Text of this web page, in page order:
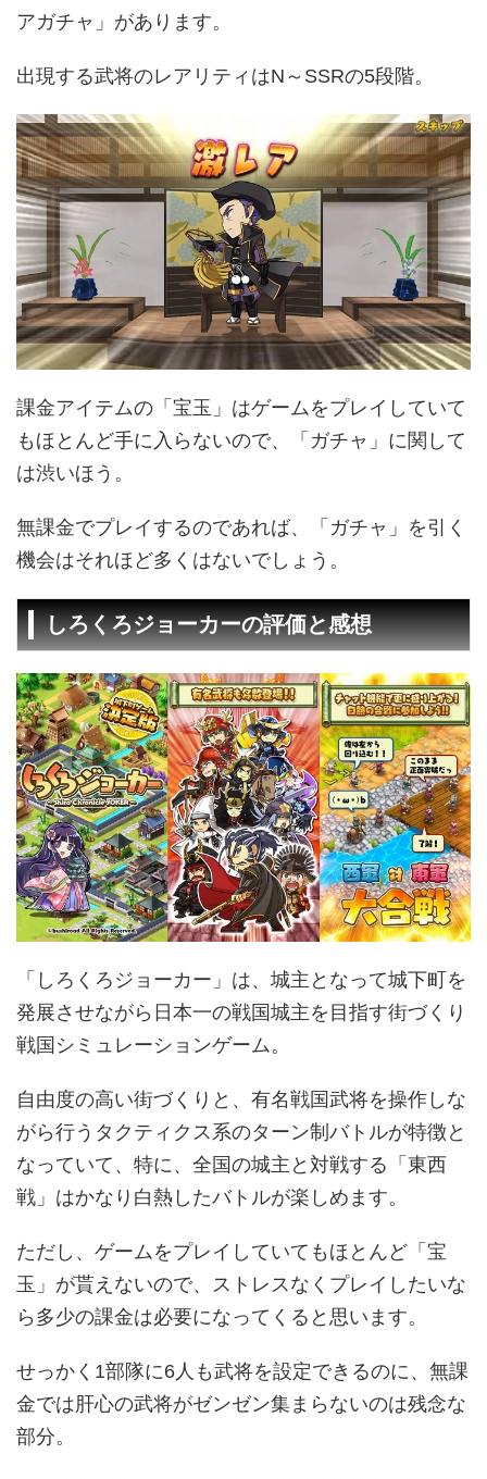
アガチャ」があります。
出現する武将のレアリティはN～SSRの5段階。
課金アイテムの「宝玉」はゲームをプレイしていて
もほとんど手に入らないので、「ガチャ」に関して
は渋いほう。
無課金でプレイするのであれば、「ガチャ」を引く
機会はそれほど多くはないでしょう。
しろくろジョーカーの評価と感想
「しろくろジョーカー」は、城主となって城下町を
発展させながら日本一の戦国城主を目指す街づくり
戦国シミュレーションゲーム。
自由度の高い街づくりと、有名戦国武将を操作しな
がら行うタクティクス系のターン制バトルが特徴と
なっていて、特に、全国の城主と対戦する「東西
戦」はかなり白熱したバトルが楽しめます。
ただし、ゲームをプレイしていてもほとんど「宝
玉」が貰えないので、ストレスなくプレイしたいな
ら多少の課金は必要になってくると思います。
せっかく1部隊に6人も武将を設定できるのに、無課
金では肝心の武将がゼンゼン集まらないのは残念な
部分。